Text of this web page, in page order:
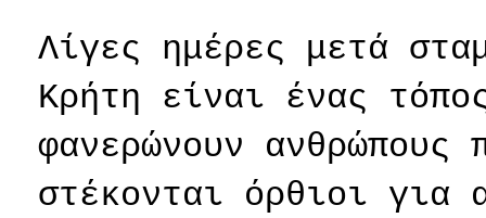
Λίγες ημέρες μετά
Κρήτη είναι ένας
φανερώνουν
στέκονται όρθιοι για